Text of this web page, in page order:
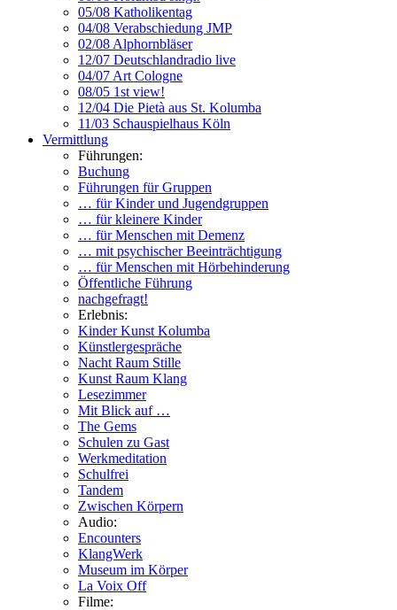
05/08 Katholikentag
04/08 Verabschiedung JMP
02/08 Alphornbläser
12/07 Deutschlandradio live
04/07 Art Cologne
08/05 1st view!
12/04 Die Pietà aus St. Kolumba
11/03 Schauspielhaus Köln
Vermittlung
Führungen:
Buchung
Führungen für Gruppen
… für Kinder und Jugendgruppen
… für kleinere Kinder
… für Menschen mit Demenz
… mit psychischer Beeinträchtigung
… für Menschen mit Hörbehinderung
Öffentliche Führung
nachgefragt!
Erlebnis:
Kinder Kunst Kolumba
Künstlergespräche
Nacht Raum Stille
Kunst Raum Klang
Lesezimmer
Mit Blick auf …
The Gems
Schulen zu Gast
Werkmeditation
Schulfrei
Tandem
Zwischen Körpern
Audio:
Encounters
KlangWerk
Museum im Körper
La Voix Off
Filme: